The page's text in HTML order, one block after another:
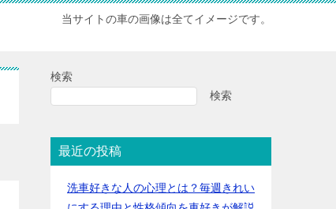
当サイトの車の画像は全てイメージです。
検索
検索
最近の投稿
洗車好きな人の心理とは？毎週きれい